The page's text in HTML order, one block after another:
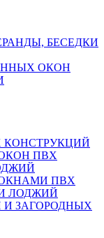
БЕСЕДКИ
ОКОН
КОНСТРУКЦИЙ
ПВХ
ПВХ
ЛОДЖИЙ
И ЗАГОРОДНЫХ